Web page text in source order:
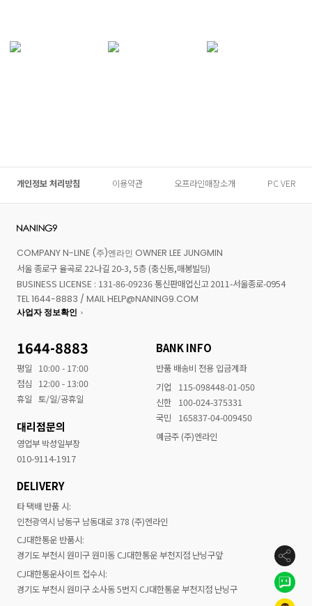
개인정보 처리방침 이용약관 오프라인매장소개 PC VER
COMPANY N-LINE (주)엔라인 OWNER LEE JUNGMIN
서울 종로구 율곡로 22나길 20-3, 5층 (충신동,매봉빌딩)
BUSINESS LICENSE : 131-86-09236 통신판매업신고 2011-서울종로-0954
TEL 1644-8883 / MAIL HELP@NANING9.COM
사업자 정보확인
1644-8883
평일
10:00 - 17:00
점심
12:00 - 13:00
휴일 토/일/공휴일
대리점문의
영업부 박성일부장
010-9114-1917
BANK INFO
반품 배송비 전용 입금계좌
기업
115-098448-01-050
신한
100-024-375331
국민
165837-04-009450
예금주 (주)엔라인
DELIVERY
타 택배 반품 시:
인천광역시 남동구 남동대로 378 (주)엔라인
CJ대한통운 반품시:
경기도 부천시 원미구 원미동 CJ대한통운 부천지점 난닝구앞
CJ대한통운사이트 접수시:
경기도 부천시 원미구 소사동 5번지 CJ대한통운 부천지점 난닝구